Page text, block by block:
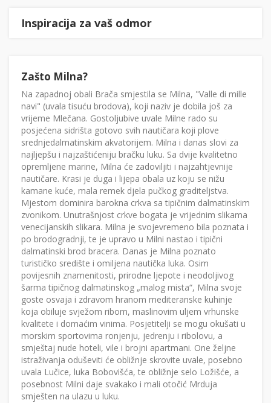
Inspiracija za vaš odmor
Zašto Milna?
Na zapadnoj obali Brača smjestila se Milna, "Valle di mille
navi" (uvala tisuću brodova), koji naziv je dobila još za
vrijeme Mlečana. Gostoljubive uvale Milne rado su
posjećena sidrišta gotovo svih nautičara koji plove
srednjedalmatinskim akvatorijem. Milna i danas slovi za
najljepšu i najzaštićeniju bračku luku. Sa dvije kvalitetno
opremljene marine, Milna će zadoviljiti i najzahtjevnije
nautičare. Krasi je duga i lijepa obala uz koju se nižu
kamane kuće, mala remek djela pučkog graditeljstva.
Mjestom dominira barokna crkva sa tipičnim dalmatinskim
zvonikom. Unutrašnjost crkve bogata je vrijednim slikama
venecijanskih slikara. Milna je svojevremeno bila poznata i
po brodogradnji, te je upravo u Milni nastao i tipični
dalmatinski brod bracera. Danas je Milna poznato
turističko središte i omiljena nautička luka. Osim
povijesnih znamenitosti, prirodne ljepote i neodoljivog
šarma tipičnog dalmatinskog „malog mista“, Milna svoje
goste osvaja i zdravom hranom mediteranske kuhinje
koja obiluje svježom ribom, maslinovim uljem vrhunske
kvalitete i domaćim vinima. Posjetitelji se mogu okušati u
morskim sportovima ronjenju, jedrenju i ribolovu, a
smještaj nude hoteli, vile i brojni apartmani. One željne
istraživanja oduševiti će obližnje skrovite uvale, posebno
uvala Lučice, luka Bobovišća, te obližnje selo Ložišće, a
posebnost Milni daje svakako i mali otočić Mrduja
smješten na ulazu u luku.